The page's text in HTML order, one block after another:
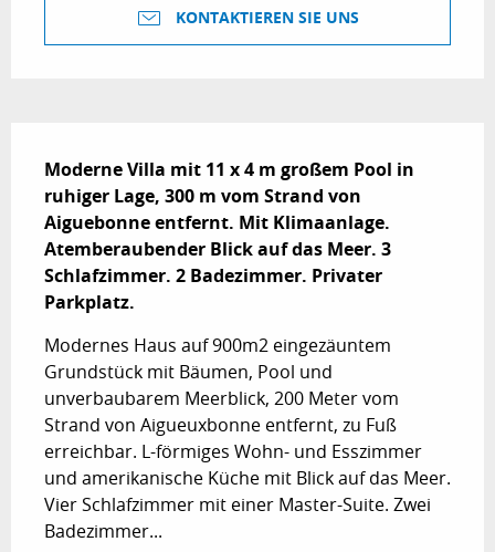
KONTAKTIEREN SIE UNS
Moderne Villa mit 11 x 4 m großem Pool in
ruhiger Lage, 300 m vom Strand von
Aiguebonne entfernt. Mit Klimaanlage.
Atemberaubender Blick auf das Meer. 3
Schlafzimmer. 2 Badezimmer. Privater
Parkplatz.
Modernes Haus auf 900m2 eingezäuntem
Grundstück mit Bäumen, Pool und
unverbaubarem Meerblick, 200 Meter vom
Strand von Aigueuxbonne entfernt, zu Fuß
erreichbar. L-förmiges Wohn- und Esszimmer
und amerikanische Küche mit Blick auf das Meer.
Vier Schlafzimmer mit einer Master-Suite. Zwei
Badezimmer...